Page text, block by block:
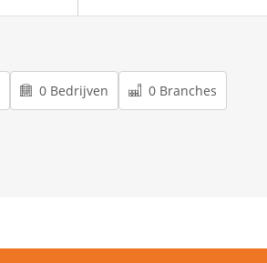
0 Bedrijven 0 Branches